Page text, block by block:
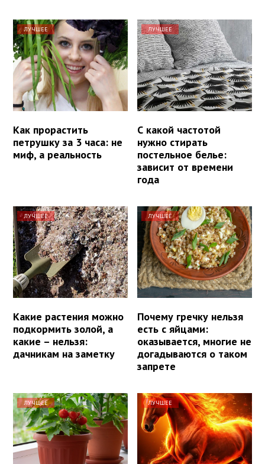
ЛУЧШЕЕ
Как прорастить
петрушку за 3 часа: не
миф, а реальность
ЛУЧШЕЕ
С какой частотой
нужно стирать
постельное белье:
зависит от времени
года
ЛУЧШЕЕ
Какие растения можно
подкормить золой, а
какие – нельзя:
дачникам на заметку
ЛУЧШЕЕ
Почему гречку нельзя
есть с яйцами:
оказывается, многие не
догадываются о таком
запрете
ЛУЧШЕЕ ЛУЧШЕЕ